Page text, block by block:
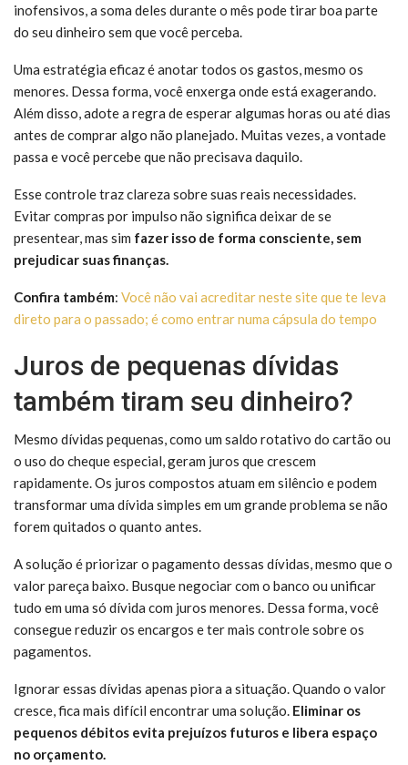
inofensivos, a soma deles durante o mês pode tirar boa parte
do seu dinheiro sem que você perceba.
Uma estratégia eficaz é anotar todos os gastos, mesmo os
menores. Dessa forma, você enxerga onde está exagerando.
Além disso, adote a regra de esperar algumas horas ou até dias
antes de comprar algo não planejado. Muitas vezes, a vontade
passa e você percebe que não precisava daquilo.
Esse controle traz clareza sobre suas reais necessidades.
Evitar compras por impulso não significa deixar de se
presentear, mas sim fazer isso de forma consciente, sem
prejudicar suas finanças.
Confira também: Você não vai acreditar neste site que te leva
direto para o passado; é como entrar numa cápsula do tempo
Juros de pequenas dívidas
também tiram seu dinheiro?
Mesmo dívidas pequenas, como um saldo rotativo do cartão ou
o uso do cheque especial, geram juros que crescem
rapidamente. Os juros compostos atuam em silêncio e podem
transformar uma dívida simples em um grande problema se não
forem quitados o quanto antes.
A solução é priorizar o pagamento dessas dívidas, mesmo que o
valor pareça baixo. Busque negociar com o banco ou unificar
tudo em uma só dívida com juros menores. Dessa forma, você
consegue reduzir os encargos e ter mais controle sobre os
pagamentos.
Ignorar essas dívidas apenas piora a situação. Quando o valor
cresce, fica mais difícil encontrar uma solução. Eliminar os
pequenos débitos evita prejuízos futuros e libera espaço
no orçamento.